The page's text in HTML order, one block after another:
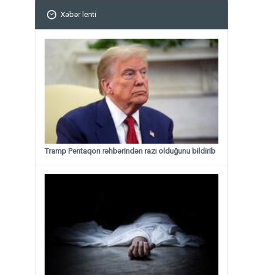
Xəbər lenti
Tramp Pentaqon rəhbərindən razı olduğunu bildirib